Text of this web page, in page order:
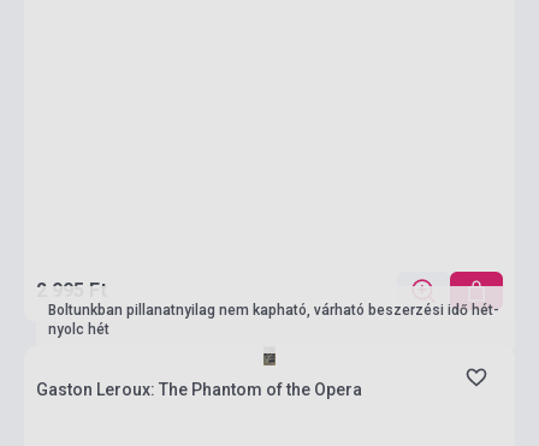
2 995 Ft
Boltunkban pillanatnyilag nem kapható, várható beszerzési idő hét-
nyolc hét
Gaston Leroux: The Phantom of the Opera